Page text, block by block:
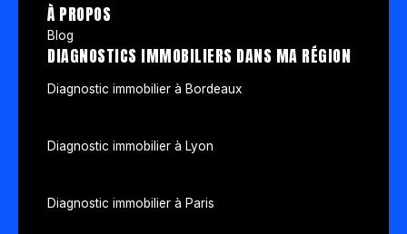
À PROPOS
Blog
DIAGNOSTICS IMMOBILIERS DANS MA RÉGION
Diagnostic immobilier à Bordeaux
Diagnostic immobilier à Lyon
Diagnostic immobilier à Paris